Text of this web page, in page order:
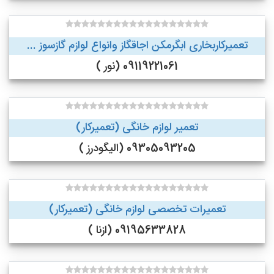
تعمیرکاربخاری ابگرمکن اجاقگاز وانواع لوازم گازسوز ...
09119221061 (نور )
تعمیر لوازم خانگی (تعمیرکار)
09305093205 (الیگودرز )
تعمیرات تخصصی لوازم خانگی (تعمیرکار)
09195633828 (ازنا )